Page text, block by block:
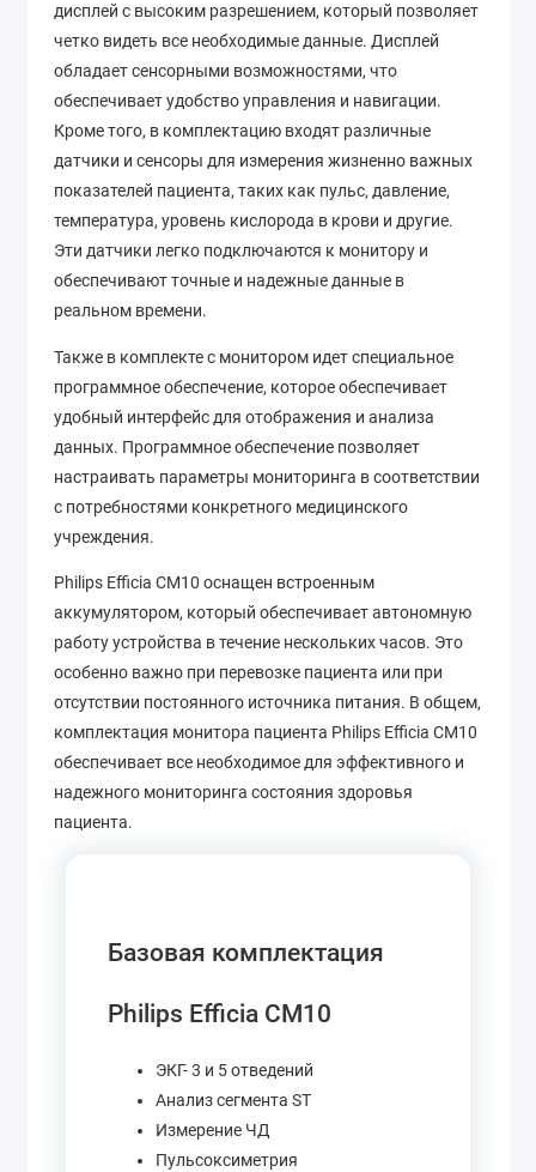
дисплей с высоким разрешением, который позволяет
четко видеть все необходимые данные. Дисплей
обладает сенсорными возможностями, что
обеспечивает удобство управления и навигации.
Кроме того, в комплектацию входят различные
датчики и сенсоры для измерения жизненно важных
показателей пациента, таких как пульс, давление,
температура, уровень кислорода в крови и другие.
Эти датчики легко подключаются к монитору и
обеспечивают точные и надежные данные в
реальном времени.
Также в комплекте с монитором идет специальное
программное обеспечение, которое обеспечивает
удобный интерфейс для отображения и анализа
данных. Программное обеспечение позволяет
настраивать параметры мониторинга в соответствии
с потребностями конкретного медицинского
учреждения.
Philips Efficia CM10 оснащен встроенным
аккумулятором, который обеспечивает автономную
работу устройства в течение нескольких часов. Это
особенно важно при перевозке пациента или при
отсутствии постоянного источника питания. В общем,
комплектация монитора пациента Philips Efficia CM10
обеспечивает все необходимое для эффективного и
надежного мониторинга состояния здоровья
пациента.
Базовая комплектация
Philips Efficia CM10
ЭКГ- 3 и 5 отведений
Анализ сегмента ST
Измерение ЧД
Пульсоксиметрия